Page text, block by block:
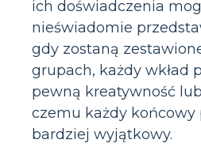
ich doświadczenia
nieświadomie
gdy zostaną
grupach, każdy wkład
pewną kreatywność
czemu każdy końcowy
bardziej wyjątkowy.